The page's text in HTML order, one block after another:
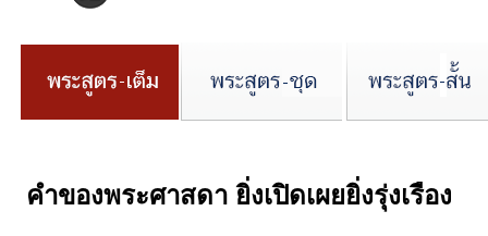
คำของพระศาสดา ยิ่งเปิดเผยยิ่งรุ่งเรือง